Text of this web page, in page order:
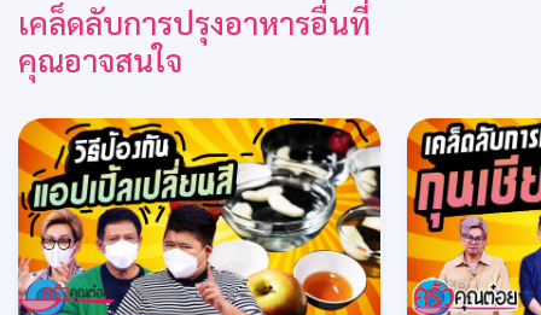
เคล็ดลับการปรุงอาหารอื่นที่
คุณอาจสนใจ